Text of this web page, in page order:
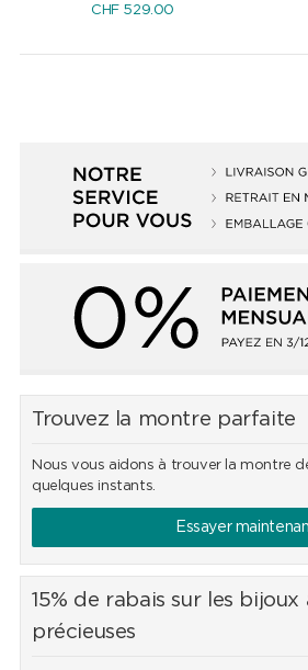
CHF529.00
Trouvez la montre parfaite
Nous vous aidons à trouver la montre
quelques instants.
Essayer
15% de rabais sur les bijoux
précieuses